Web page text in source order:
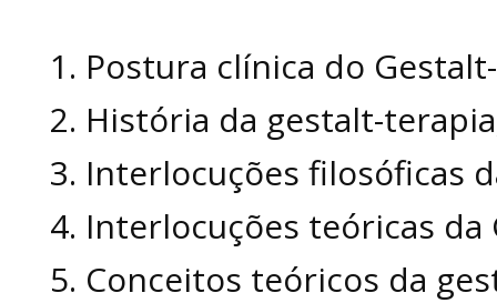
1. ⁠Postura clínica do
2. História da gestalt-
3. ⁠Interlocuções filosóficas
4. Interlocuções teóricas
5. Conceitos teóricos da